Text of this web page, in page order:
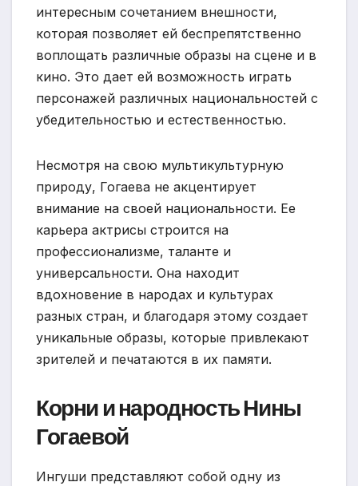
интересным сочетанием внешности,
которая позволяет ей беспрепятственно
воплощать различные образы на сцене и в
кино. Это дает ей возможность играть
персонажей различных национальностей с
убедительностью и естественностью.
Несмотря на свою мультикультурную
природу, Гогаева не акцентирует
внимание на своей национальности. Ее
карьера актрисы строится на
профессионализме, таланте и
универсальности. Она находит
вдохновение в народах и культурах
разных стран, и благодаря этому создает
уникальные образы, которые привлекают
зрителей и печатаются в их памяти.
Корни и народность Нины
Гогаевой
Ингуши представляют собой одну из